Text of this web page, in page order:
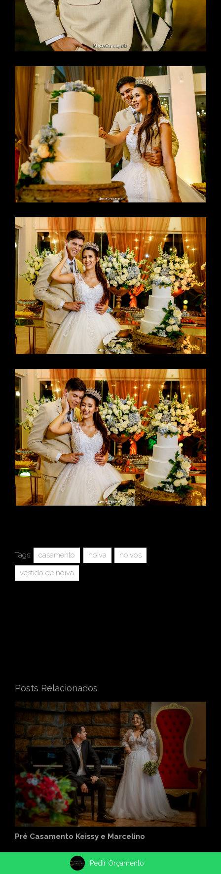
Tags: casamento noiva
noivos
vestido de noiva
Posts Relacionados
Pré Casamento Keissy e Marcelino
Pedir Orçamento